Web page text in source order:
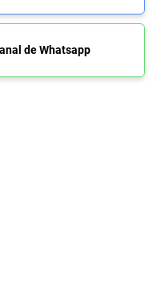
de Whatsapp